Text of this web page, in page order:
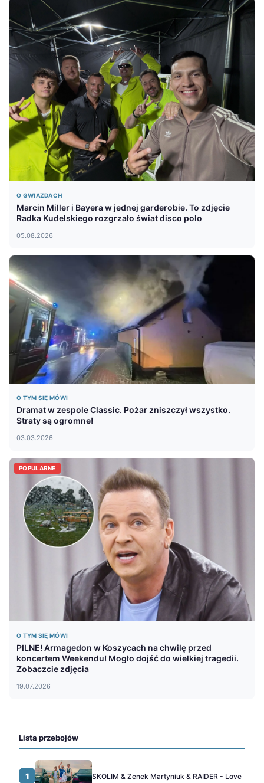
O GWIAZDACH
Marcin Miller i Bayera w jednej garderobie. To zdjęcie
Radka Kudelskiego rozgrzało świat disco polo
05.08.2026
O TYM SIĘ MÓWI
Dramat w zespole Classic. Pożar zniszczył wszystko.
Straty są ogromne!
03.03.2026
POPULARNE
O TYM SIĘ MÓWI
PILNE! Armagedon w Koszycach na chwilę przed
koncertem Weekendu! Mogło dojść do wielkiej tragedii.
Zobaczcie zdjęcia
19.07.2026
Lista przebojów
1 SKOLIM & Zenek Martyniuk & RAIDER - Love